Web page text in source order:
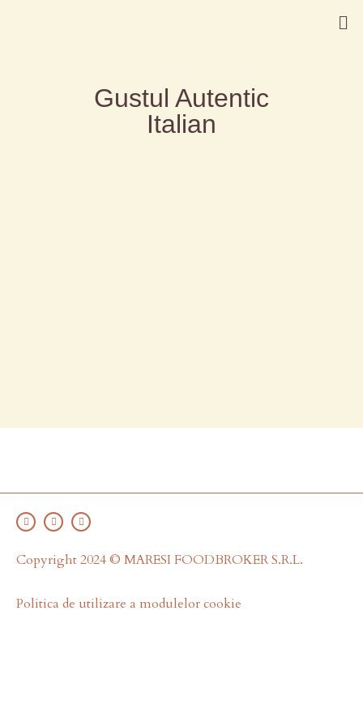
Gustul Autentic
Italian
Copyright 2024 © MARESI FOODBROKER S.R.L.
Politica de utilizare a modulelor cookie